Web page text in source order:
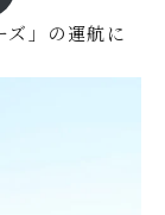
ズ」の運航に